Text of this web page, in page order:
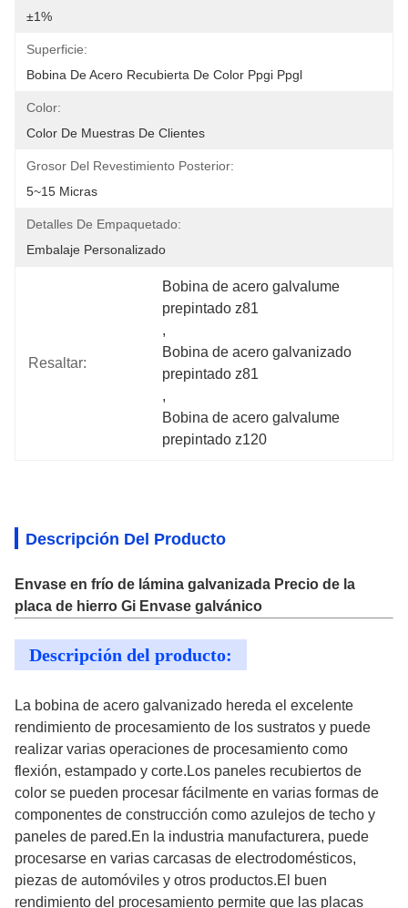
±1%
Superficie:
Bobina De Acero Recubierta De Color Ppgi Ppgl
Color:
Color De Muestras De Clientes
Grosor Del Revestimiento Posterior:
5~15 Micras
Detalles De Empaquetado:
Embalaje Personalizado
Resaltar:
Bobina de acero galvalume
prepintado z81
,
Bobina de acero galvanizado
prepintado z81
,
Bobina de acero galvalume
prepintado z120
Descripción Del Producto
Envase en frío de lámina galvanizada Precio de la
placa de hierro Gi Envase galvánico
Descripción del producto:
La bobina de acero galvanizado hereda el excelente
rendimiento de procesamiento de los sustratos y puede
realizar varias operaciones de procesamiento como
flexión, estampado y corte.Los paneles recubiertos de
color se pueden procesar fácilmente en varias formas de
componentes de construcción como azulejos de techo y
paneles de pared.En la industria manufacturera, puede
procesarse en varias carcasas de electrodomésticos,
piezas de automóviles y otros productos.El buen
rendimiento del procesamiento permite que las placas